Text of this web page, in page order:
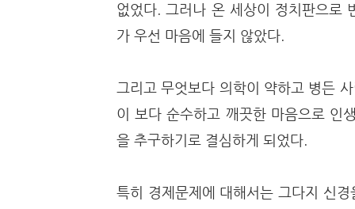
없었다. 그러나 온 세상이 정치판으로
가 우선 마음에 들지 않았다.
그리고 무엇보다 의학이 약하고 병든
이 보다 순수하고 깨끗한 마음으로 인
을 추구하기로 결심하게 되었다.
특히 경제문제에 대해서는 그다지 신